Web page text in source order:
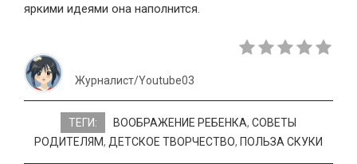
яркими идеями она наполнится.
Журналист/Youtube03
ТЕГИ: ВООБРАЖЕНИЕ РЕБЕНКА, СОВЕТЫ
РОДИТЕЛЯМ, ДЕТСКОЕ ТВОРЧЕСТВО, ПОЛЬЗА СКУКИ